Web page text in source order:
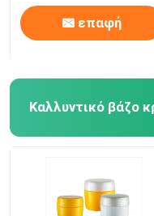
Καλλυντική αντλία
Αντλία διανομέων
επαφή
Καλλυντικό βάζο